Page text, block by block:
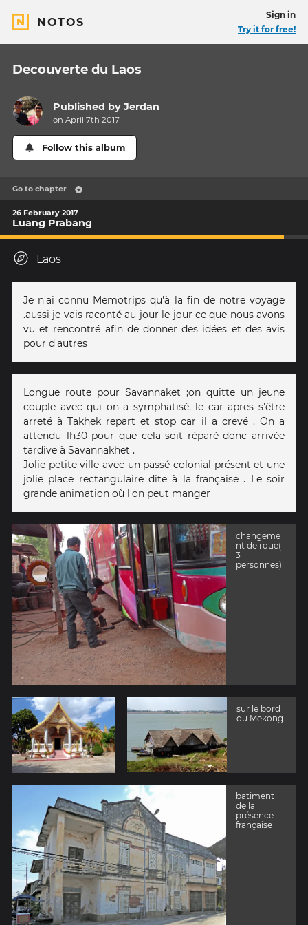
NOTOS
Sign in
Try it for free!
Decouverte du Laos
Published byJerdan
on April 7th 2017
Follow this album
Go to chapter
26 February 2017
Luang Prabang
Laos
Je n'ai connu Memotrips qu'à la fin de notre voyage
.aussi je vais raconté au jour le jour ce que nous avons
vu et rencontré afin de donner des idées et des avis
pour d'autres
Longue route pour Savannaket ;on quitte un jeune
couple avec qui on a symphatisé. le car apres s'être
arreté à Takhek repart et stop car il a crevé . On a
attendu 1h30 pour que cela soit réparé donc arrivée
tardive à Savannakhet .
Jolie petite ville avec un passé colonial présent et une
jolie place rectangulaire dite à la française . Le soir
grande animation où l'on peut manger
changeme
nt de roue(
3
personnes)
sur le bord
du Mekong
batiment
de la
présence
française